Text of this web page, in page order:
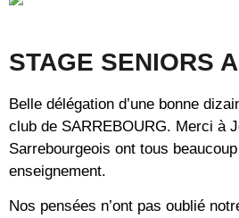
STAGE SENIORS
Belle délégation d’une bonne
club de SARREBOURG. Merci à
Sarrebourgeois ont tous
enseignement.
Nos pensées n’ont pas oublié